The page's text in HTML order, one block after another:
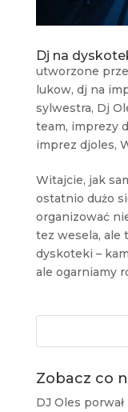
Dj na
utworzone
lukow, dj na
sylwestra, Dj
team, imprezy
imprez djoles,
Witajcie, jak
ostatnio dużo
organizować
tez wesela, ale
dyskoteki –
ale ogarniamy
Zobacz co
DJ Oles